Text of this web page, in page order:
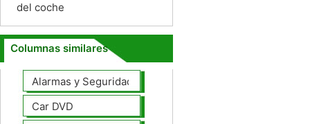
del coche
Columnas similares
Alarmas y Seguridad
Car DVD